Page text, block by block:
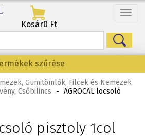
Menü
Kosár0 Ft
szűrése
Gumitömlők, Filcek és Nemezek
Csőbilincs - AGROCAL locsoló
pisztoly 1col